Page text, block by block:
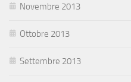
Novembre 2013
Ottobre 2013
Settembre 2013